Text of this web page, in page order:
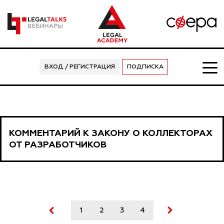
ВХОД / РЕГИСТРАЦИЯ ПОДПИСКА
КОММЕНТАРИЙ К ЗАКОНУ О КОЛЛЕКТОРАХ
ОТ РАЗРАБОТЧИКОВ
1 2 3 4